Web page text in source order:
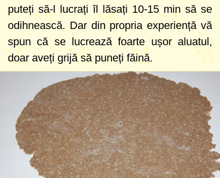
puteți să-l lucrați îl lăsați 10-15 min să se
odihnească. Dar din propria experiență vă
spun că se lucrează foarte ușor aluatul,
doar aveți grijă să puneți făină.